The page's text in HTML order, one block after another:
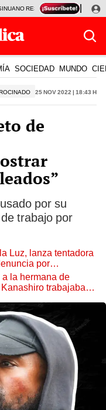
RESULTADOS HOY
SOCIEDAD MUNDO
25 Nov 2022 | 18:43 h
de
por su
trabajo por
Luz, lanza tentadora
por
la hermana de
trabajaba: